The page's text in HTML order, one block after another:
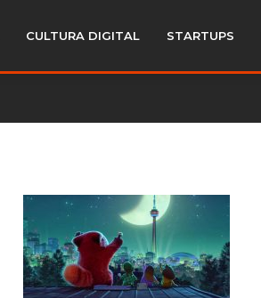
CULTURA DIGITAL STARTUPS